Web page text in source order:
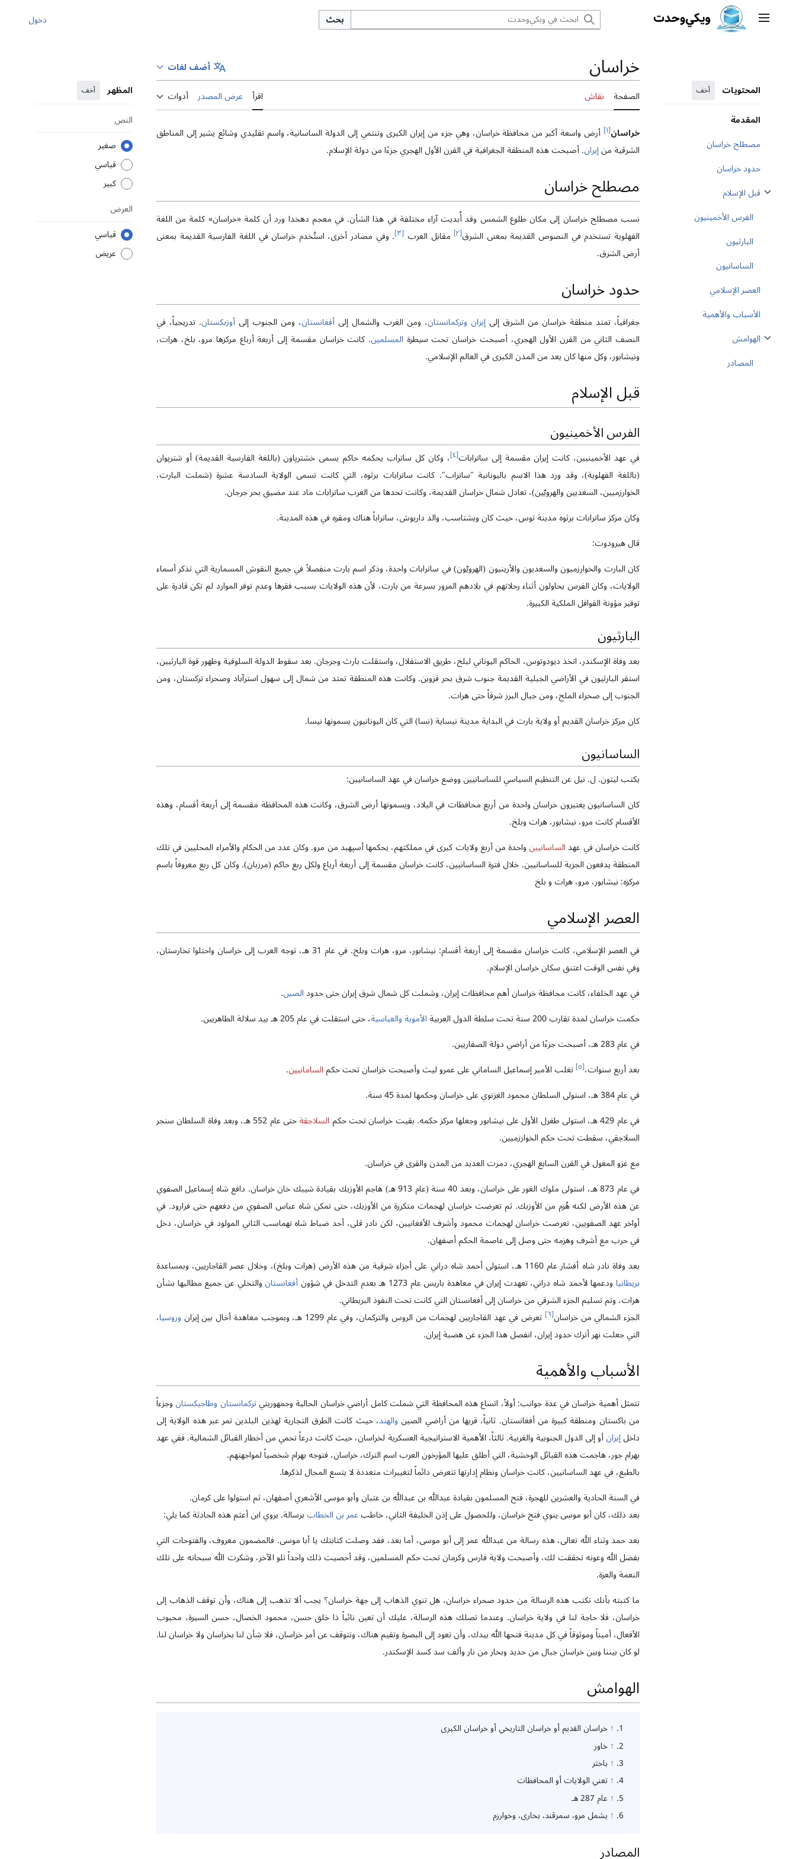
القائمة الرئيسية بحث دخول
المحتويات أخف
المقدمة
مصطلح خراسان
حدود خراسان
قبل الإسلام
ثبِّت القسم الفرعي قبل الإسلام
الفرس الأخمينيون
البارثيون
الساسانيون
العصر الإسلامي
الأسباب والأهمية
الهوامش
ثبِّت القسم الفرعي الهوامش
المصادر
خراسان
أضف لغات
الصفحة
نقاش اقرأ عرض المصدر أدوات المظهر أخف
النص
صغير
قياسي
كبير
العرض
قياسي
عريض
خراسان[١] أرض واسعة أكبر من محافظة خراسان، وهي جزء من إيران الكبرى وتنتمي إلى الدولة الساسانية، واسم تقليدي وشائع يشير إلى المناطق
الشرقية منإيران. أصبحت هذه المنطقة الجغرافية في القرن الأول الهجري جزءًا من دولة الإسلام.
مصطلح خراسان
نسب مصطلح خراسان إلى مكان طلوع الشمس وقد أُبديت آراء مختلفة في هذا الشأن. في معجم دهخدا ورد أن كلمة «خراسان» كلمة من اللغة
الفهلوية تستخدم في النصوص القديمة بمعنى الشرق[٢] مقابل الغرب [٣]. وفي مصادر أخرى، استُخدم خراسان في اللغة الفارسية القديمة بمعنى
أرض الشرق.
حدود خراسان
جغرافياً، تمتد منطقة خراسان من الشرق إلى إيران وتركمانستان، ومن الغرب والشمال إلى أفغانستان، ومن الجنوب إلى أوزبكستان. تدريجياً، في
النصف الثاني من القرن الأول الهجري، أصبحت خراسان تحت سيطرة المسلمين. كانت خراسان مقسمة إلى أربعة أرباع مركزها مرو، بلخ، هرات،
ونيشابور، وكل منها كان يعد من المدن الكبرى في العالم الإسلامي.
قبل الإسلام
الفرس الأخمينيون
في عهد الأخمينيين، كانت إيران مقسمة إلى ساترابات[٤]، وكان كل ساتراب يحكمه حاكم يسمى خشترپاون (باللغة الفارسية القديمة) أو شترپوان
(باللغة الفهلوية)، وقد ورد هذا الاسم باليونانية "ساتراب". كانت ساترابات برثوه، التي كانت تسمى الولاية السادسة عشرة (شملت البارت،
الخوارزميين، السغديين والهرويّين)، تعادل شمال خراسان القديمة، وكانت تحدها من الغرب ساترابات ماد عند مضيق بحر جرجان.
وكان مركز ساترابات برثوه مدينة توس، حيث كان ويشتاسب، والد داريوش، ساتراباً هناك ومقره في هذه المدينة.
قال هيرودوت:
كان البارت والخوارزميون والسغديون والأرينيون (الهرويّون) في ساترابات واحدة، وذكر اسم بارت منفصلاً في جميع النقوش المسمارية التي تذكر أسماء
الولايات، وكان الفرس يحاولون أثناء رحلاتهم في بلادهم المرور بسرعة من بارت، لأن هذه الولايات بسبب فقرها وعدم توفر الموارد لم تكن قادرة على
توفير مؤونة القوافل الملكية الكبيرة.
البارثيون
بعد وفاة الإسكندر، اتخذ ديوذوتوس، الحاكم اليوناني لبلخ، طريق الاستقلال، واستقلت بارث وجرجان. بعد سقوط الدولة السلوقية وظهور قوة البارثيين،
استقر البارثيون في الأراضي الجبلية القديمة جنوب شرق بحر قزوين. وكانت هذه المنطقة تمتد من شمال إلى سهول استرآباد وصحراء تركستان، ومن
الجنوب إلى صحراء الملح، ومن جبال البرز شرقاً حتى هرات.
كان مركز خراسان القديم أو ولاية بارت في البداية مدينة نيساية (نسا) التي كان اليونانيون يسمونها نيسا.
الساسانيون
يكتب ليتون. ل. نيل عن التنظيم السياسي للساسانيين ووضع خراسان في عهد الساسانيين:
كان الساسانيون يعتبرون خراسان واحدة من أربع محافظات في البلاد، ويسمونها أرض الشرق، وكانت هذه المحافظة مقسمة إلى أربعة أقسام، وهذه
الأقسام كانت مرو، نيشابور، هرات وبلخ.
كانت خراسان في عهدالساسانيين واحدة من أربع ولايات كبرى في مملكتهم، يحكمها أسپهبد من مرو. وكان عدد من الحكام والأمراء المحليين في تلك
المنطقة يدفعون الجزية للساسانيين. خلال فترة الساسانيين، كانت خراسان مقسمة إلى أربعة أرباع ولكل ربع حاكم (مرزبان). وكان كل ربع معروفاً باسم
مركزه: نيشابور، مرو، هرات و بلخ
العصر الإسلامي
في العصر الإسلامي، كانت خراسان مقسمة إلى أربعة أقسام: نيشابور، مرو، هرات وبلخ. في عام 31 هـ، توجه العرب إلى خراسان واحتلوا تخارستان،
وفي نفس الوقت اعتنق سكان خراسان الإسلام.
في عهد الخلفاء، كانت محافظة خراسان أهم محافظات إيران، وشملت كل شمال شرق إيران حتى حدودالصين.
حكمت خراسان لمدة تقارب 200 سنة تحت سلطة الدول العربية
الأموية والعباسية، حتى استقلت في عام 205 هـ بيد سلالة الطاهريين.
في عام 283 هـ، أصبحت جزءًا من أراضي دولة الصفاريين.
بعد أربع سنوات،[٥] تغلب الأمير إسماعيل الساماني على عمرو ليث وأصبحت خراسان تحت حكمالسامانيين.
في عام 384 هـ، استولى السلطان محمود الغزنوي على خراسان وحكمها لمدة 45 سنة.
في عام 429 هـ، استولى طغرل الأول على نيشابور وجعلها مركز حكمه. بقيت خراسان تحت حكم
السلاجقة
حتى عام 552 هـ، وبعد وفاة السلطان سنجر
السلاجقي، سقطت تحت حكم الخوارزميين.
مع غزو المغول في القرن السابع الهجري، دمرت العديد من المدن والقرى في خراسان.
في عام 873 هـ، استولى ملوك الغور على خراسان، وبعد 40 سنة (عام 913 هـ) هاجم الأوزبك بقيادة شيبك خان خراسان. دافع شاه إسماعيل الصفوي
عن هذه الأرض لكنه هُزم من الأوزبك. ثم تعرضت خراسان لهجمات متكررة من الأوزبك، حتى تمكن شاه عباس الصفوي من دفعهم حتى فرارود. في
أواخر عهد الصفويين، تعرضت خراسان لهجمات محمود وأشرف الأفغانيين، لكن نادر قلی، أحد ضباط شاه تهماسب الثاني المولود في خراسان، دخل
في حرب مع أشرف وهزمه حتى وصل إلى عاصمة الحكم أصفهان.
بعد وفاة نادر شاه أفشار عام 1160 هـ، استولى أحمد شاه دراني على أجزاء شرقية من هذه الأرض (هرات وبلخ)، وخلال عصر القاجاريين، وبمساعدة
بريطانياودعمها لأحمد شاه دراني، تعهدت إيران في معاهدة باريس عام 1273 هـ بعدم التدخل في شؤون أفغانستانوالتخلي عن جميع مطالبها بشأن
هرات، وتم تسليم الجزء الشرقي من خراسان إلى أفغانستان التي كانت تحت النفوذ البريطاني.
الجزء الشمالي من خراسان[٦] تعرض في عهد القاجاريين لهجمات من الروس والتركمان، وفي عام 1299 هـ، وبموجب معاهدة أخال بين إيران وروسيا،
التي جعلت نهر أترك حدود إيران، انفصل هذا الجزء عن هضبة إيران.
الأسباب والأهمية
تتمثل أهمية خراسان في عدة جوانب: أولاً، اتساع هذه المحافظة التي شملت كامل أراضي خراسان الحالية وجمهوريتيتركمانستان وطاجيكستانوجزءاً
من باكستان ومنطقة كبيرة من أفغانستان. ثانياً، قربها من أراضي الصين والهند، حيث كانت الطرق التجارية لهذين البلدين تمر عبر هذه الولاية إلى
داخلإيرانأو إلى الدول الجنوبية والغربية. ثالثاً، الأهمية الاستراتيجية العسكرية لخراسان، حيث كانت درعاً تحمي من أخطار القبائل الشمالية. ففي عهد
بهرام جور، هاجمت هذه القبائل الوحشية، التي أطلق عليها المؤرخون العرب اسم الترك، خراسان، فتوجه بهرام شخصياً لمواجهتهم.
بالطبع، في عهد الساسانيين، كانت خراسان ونظام إدارتها تتعرض دائماً لتغييرات متعددة لا يتسع المجال لذكرها.
في السنة الحادية والعشرين للهجرة، فتح المسلمون بقيادة عبدالله بن عبدالله بن عتبان وأبو موسى الأشعري أصفهان، ثم استولوا على كرمان.
بعد ذلك، كان أبو موسى ينوي فتح خراسان، وللحصول على إذن الخليفة الثاني، خاطبعمر بن الخطاببرسالة. يروي ابن أعثم هذه الحادثة كما يلي:
بعد حمد وثناء الله تعالى، هذه رسالة من عبدالله عمر إلى أبو موسى، أما بعد، فقد وصلت كتابتك يا أبا موسى. فالمضمون معروف، والفتوحات التي
بفضل الله وعونه تحققت لك، وأصبحت ولاية فارس وكرمان تحت حكم المسلمين، وقد أحصيت ذلك واحداً تلو الآخر، وشكرت الله سبحانه على تلك
النعمة والعزة.
ما كتبته بأنك تكتب هذه الرسالة من حدود صحراء خراسان، هل تنوي الذهاب إلى جهة خراسان؟ يجب ألا تذهب إلى هناك، وأن توقف الذهاب إلى
خراسان، فلا حاجة لنا في ولاية خراسان. وعندما تصلك هذه الرسالة، عليك أن تعين نائباً ذا خلق حسن، محمود الخصال، حسن السيرة، محبوب
الأفعال، أميناً وموثوقاً في كل مدينة فتحها الله بيدك، وأن تعود إلى البصرة وتقيم هناك، وتتوقف عن أمر خراسان، فلا شأن لنا بخراسان ولا خراسان لنا.
لو كان بيننا وبين خراسان جبال من حديد وبحار من نار وألف سد كسد الإسكندر.
الهوامش
↑ خراسان القديم أو خراسان التاريخي أو خراسان الكبرى
↑ خاور
↑ باختر
↑ تعني الولايات أو المحافظات
↑ عام 287 هـ
↑ يشمل مرو، سمرقند، بخارى، وخوارزم
المصادر